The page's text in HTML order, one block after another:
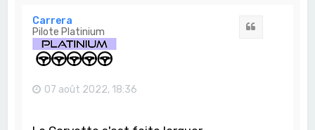
Carrera
Pilote Platinium
07 août 2022, 18:36